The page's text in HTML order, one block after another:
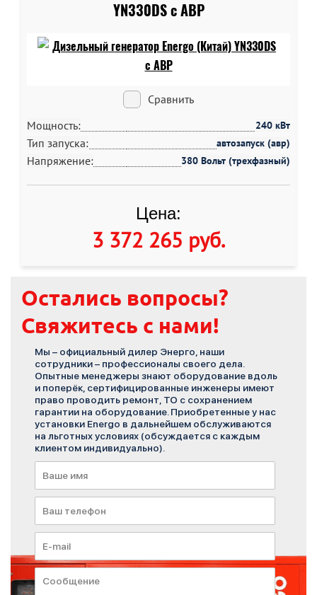
YN330DS c АВР
Сравнить
Мощность:
240 кВт
Тип запуска: автозапуск (авр)
Напряжение: 380 Вольт (трехфазный)
Цена:
3 372 265 руб.
Остались вопросы?
Свяжитесь с нами!
Мы – официальный дилер Энерго, наши
сотрудники – профессионалы своего дела.
Опытные менеджеры знают оборудование вдоль
и поперёк, сертифицированные инженеры имеют
право проводить ремонт, ТО с сохранением
гарантии на оборудование. Приобретенные у нас
установки Energo в дальнейшем обслуживаются
на льготных условиях (обсуждается с каждым
клиентом индивидуально).